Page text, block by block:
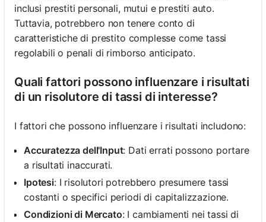
inclusi prestiti personali, mutui e prestiti auto.
Tuttavia, potrebbero non tenere conto di
caratteristiche di prestito complesse come tassi
regolabili o penali di rimborso anticipato.
Quali fattori possono influenzare i risultati
di un risolutore di tassi di interesse?
I fattori che possono influenzare i risultati includono:
Accuratezza dell'Input: Dati errati possono portare
a risultati inaccurati.
Ipotesi: I risolutori potrebbero presumere tassi
costanti o specifici periodi di capitalizzazione.
Condizioni di Mercato: I cambiamenti nei tassi di